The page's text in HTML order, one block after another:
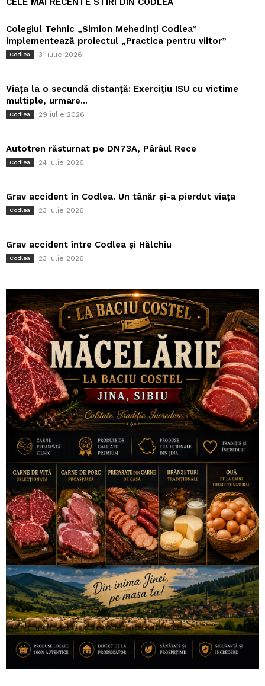
Colegiul Tehnic „Simion Mehedinți Codlea”
implementează proiectul „Practica pentru viitor”
Codlea 31 iulie 2026
Viața la o secundă distanță: Exercițiu ISU cu victime
multiple, urmare...
Codlea 29 iulie 2026
Autotren răsturnat pe DN73A, Pârâul Rece
Codlea 24 iulie 2026
Grav accident în Codlea. Un tânăr și-a pierdut viața
Codlea 23 iulie 2026
Grav accident între Codlea și Hălchiu
Codlea 23 iulie 2026